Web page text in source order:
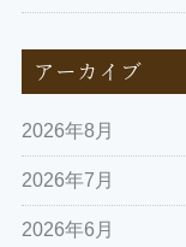
アーカイブ
2026年8月
2026年7月
2026年6月